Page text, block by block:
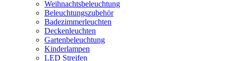
Weihnachtsbeleuchtung
Beleuchtungszubehör
Badezimmerleuchten
Deckenleuchten
Gartenbeleuchtung
Kinderlampen
LED Streifen